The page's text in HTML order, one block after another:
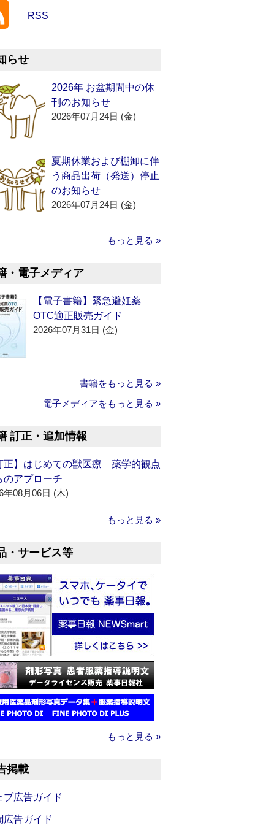
RSS
らせ
2026年 お盆期間中の休
刊のお知らせ
2026年07月24日 (金)
夏期休業および棚卸に伴
う商品出荷（発送）停止
のお知らせ
2026年07月24日 (金)
もっと見る »
・電子メディア
【電子書籍】緊急避妊薬
OTC適正販売ガイド
2026年07月31日 (金)
書籍をもっと見る »
電子メディアをもっと見る »
訂正・追加情報
正】はじめての獣医療 薬学的観点
のアプローチ
年08月06日 (木)
もっと見る »
・サービス等
もっと見る »
掲載
ブ広告ガイド
広告ガイド